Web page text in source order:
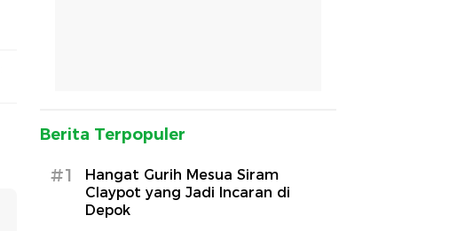
Berita Terpopuler
#1
Hangat Gurih Mesua Siram
Claypot yang Jadi Incaran di
Depok